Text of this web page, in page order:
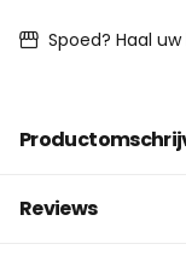
Spoed? Haal
Reviews